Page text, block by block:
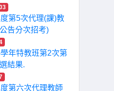
第5次代理(課)教
告分次招考)
年特教班第2次第
結果.
第六次代理教師